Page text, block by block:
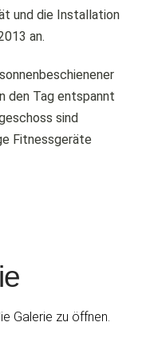
und die Installation
an.
den Tag entspannt
sind
Fitnessgeräte
Galerie zu öffnen.